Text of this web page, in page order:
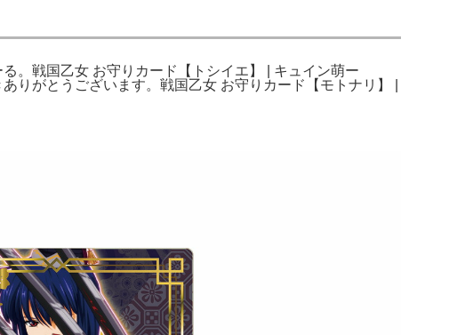
。戦国乙女 お守りカード【トシイエ】 | キュイン萌ー
りがとうございます。戦国乙女 お守りカード【モトナリ】 |